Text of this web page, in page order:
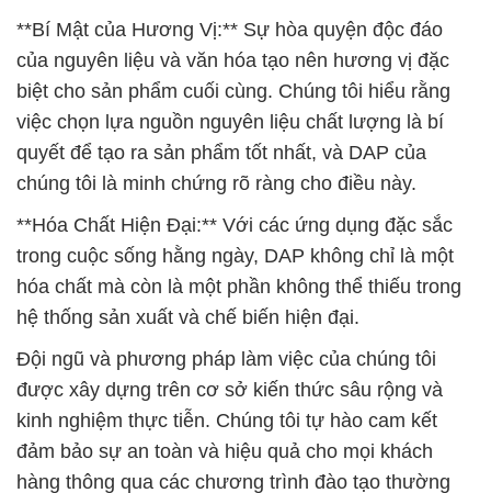
**Bí Mật của Hương Vị:** Sự hòa quyện độc đáo
của nguyên liệu và văn hóa tạo nên hương vị đặc
biệt cho sản phẩm cuối cùng. Chúng tôi hiểu rằng
việc chọn lựa nguồn nguyên liệu chất lượng là bí
quyết để tạo ra sản phẩm tốt nhất, và DAP của
chúng tôi là minh chứng rõ ràng cho điều này.
**Hóa Chất Hiện Đại:** Với các ứng dụng đặc sắc
trong cuộc sống hằng ngày, DAP không chỉ là một
hóa chất mà còn là một phần không thể thiếu trong
hệ thống sản xuất và chế biến hiện đại.
Đội ngũ và phương pháp làm việc của chúng tôi
được xây dựng trên cơ sở kiến thức sâu rộng và
kinh nghiệm thực tiễn. Chúng tôi tự hào cam kết
đảm bảo sự an toàn và hiệu quả cho mọi khách
hàng thông qua các chương trình đào tạo thường